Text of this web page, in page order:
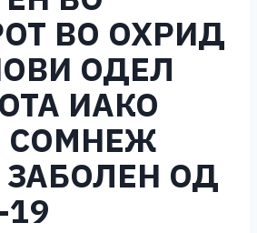
ВО ОХРИД
ОДЕЛ
ИАКО
СОМНЕЖ
ЗАБОЛЕН ОД